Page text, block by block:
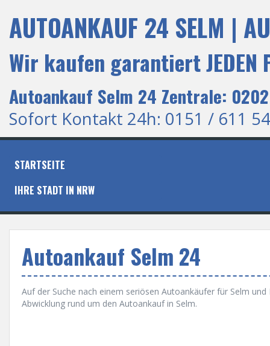
n
AUTOANKAUF 24 SELM |
Wir kaufen garantiert JEDEN
Autoankauf Selm 24 Zentrale:
Sofort Kontakt 24h: 0151 / 611
STARTSEITE
IHRE STADT IN NRW
Autoankauf Selm 24
Auf der Suche nach einem seriösen Autoankäufer für Selm
Abwicklung rund um den Autoankauf in Selm.